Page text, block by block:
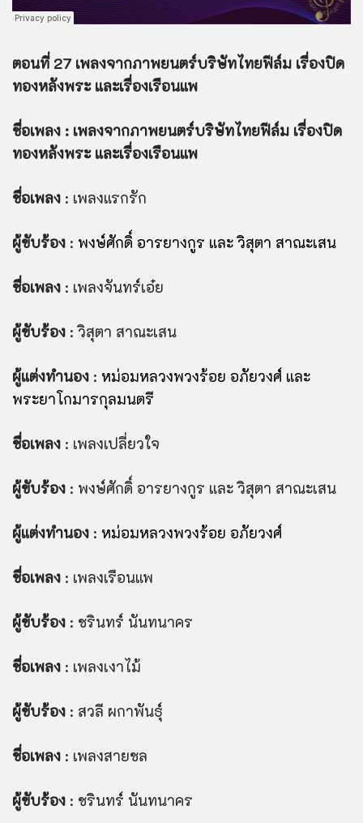
ตอนที่ 27 เพลงจากภาพยนตร์บริษัทไทยฟีล์ม เรื่องปิด
ทองหลังพระ และเรื่องเรือนแพ
ชื่อเพลง : เพลงจากภาพยนตร์บริษัทไทยฟีล์ม เรื่องปิด
ทองหลังพระ และเรื่องเรือนแพ
ชื่อเพลง : เพลงแรกรัก
ผู้ขับร้อง : พงษ์ศักดิ์ อารยางกูร และ วิสุตา สาณะเสน
ชื่อเพลง : เพลงจันทร์เอ๋ย
ผู้ขับร้อง : วิสุตา สาณะเสน
ผู้แต่งทำนอง : หม่อมหลวงพวงร้อย อภัยวงศ์ และ
พระยาโกมารกุลมนตรี
ชื่อเพลง : เพลงเปลี่ยวใจ
ผู้ขับร้อง : พงษ์ศักดิ์ อารยางกูร และ วิสุตา สาณะเสน
ผู้แต่งทำนอง : หม่อมหลวงพวงร้อย อภัยวงศ์
ชื่อเพลง : เพลงเรือนแพ
ผู้ขับร้อง : ชรินทร์ นันทนาคร
ชื่อเพลง : เพลงเงาไม้
ผู้ขับร้อง : สวลี ผกาพันธุ์
ชื่อเพลง : เพลงสายชล
ผู้ขับร้อง : ชรินทร์ นันทนาคร